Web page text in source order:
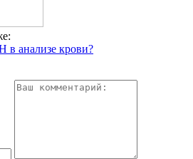
в анализе крови?